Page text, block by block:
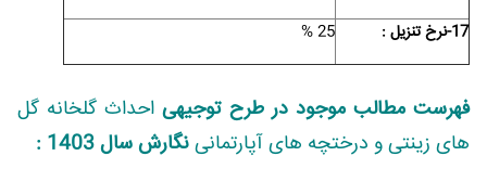
17-نرخ تنزیل :
25 %
فهرست مطالب موجود در طرح توجیهی احداث گلخانه گل
های زینتی و درختچه های آپارتمانینگارش سال 1403 :